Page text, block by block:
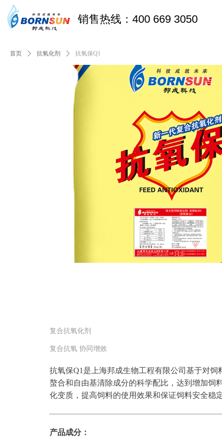
销售热线：400 669 3050
首页 ꄲ 抗氧化剂 ꄲ 抗氧保Q1
复合抗氧化剂
复合抗氧 协同增效
抗氧保Q1是上海邦成生物工程有限公司基于对
螯合和自由基清除成分的科学配比，达到增加饲
化变质，提高饲料的使用效果和保证饲料安全稳
产品成分：